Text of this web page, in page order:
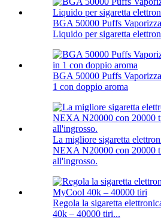
BGA 50000 Puffs
Liquido per sigaretta
BGA 50000 Puffs
1 con doppio aroma
La migliore sigaretta
NEXA N20000 con 20000
all'ingrosso.
Regola la sigaretta
40k – 40000 tiri...